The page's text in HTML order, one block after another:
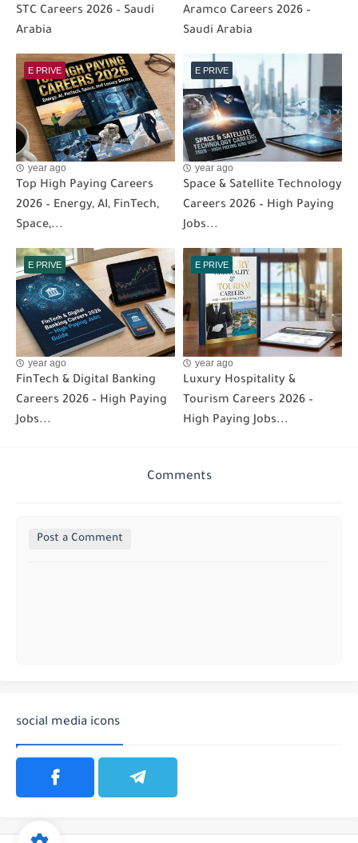
STC Careers 2026 – Saudi
Arabia
Aramco Careers 2026 –
Saudi Arabia
E PRIVE
year ago
Top High Paying Careers
2026 – Energy, AI, FinTech,
Space,...
E PRIVE
year ago
Space & Satellite Technology
Careers 2026 – High Paying
Jobs...
E PRIVE
year ago
FinTech & Digital Banking
Careers 2026 – High Paying
Jobs...
E PRIVE
year ago
Luxury Hospitality &
Tourism Careers 2026 –
High Paying Jobs...
Comments
Post a Comment
social media icons